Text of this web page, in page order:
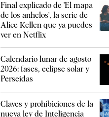
Final explicado de 'El mapa
de los anhelos', la serie de
Alice Kellen que ya puedes
ver en Netflix
Calendario lunar de agosto
2026: fases, eclipse solar y
Perseidas
Claves y prohibiciones de la
nueva ley de Inteligencia